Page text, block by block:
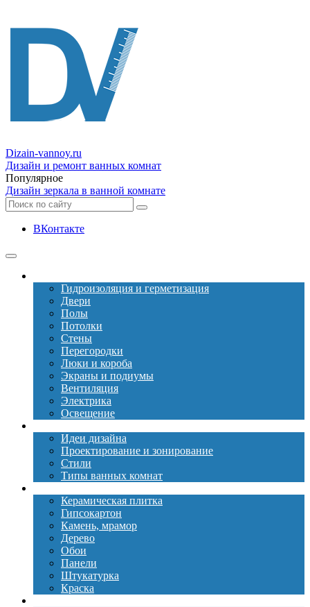
Dizain-vannoy.ru
Дизайн и ремонт ванных комнат
Популярное
Дизайн зеркала в ванной комнате
ВКонтакте
Гидроизоляция и герметизация
Двери
Полы
Потолки
Стены
Перегородки
Люки и короба
Экраны и подиумы
Вентиляция
Электрика
Освещение
Идеи дизайна
Проектирование и зонирование
Стили
Типы ванных комнат
Керамическая плитка
Гипсокартон
Камень, мрамор
Дерево
Обои
Панели
Штукатурка
Краска